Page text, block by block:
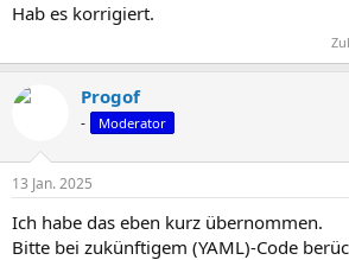
Hab es korrigiert.
Progof
- Moderator
13 Jan. 2025
Ich habe das eben kurz übernommen.
Bitte bei zukünftigem (YAML)-Code